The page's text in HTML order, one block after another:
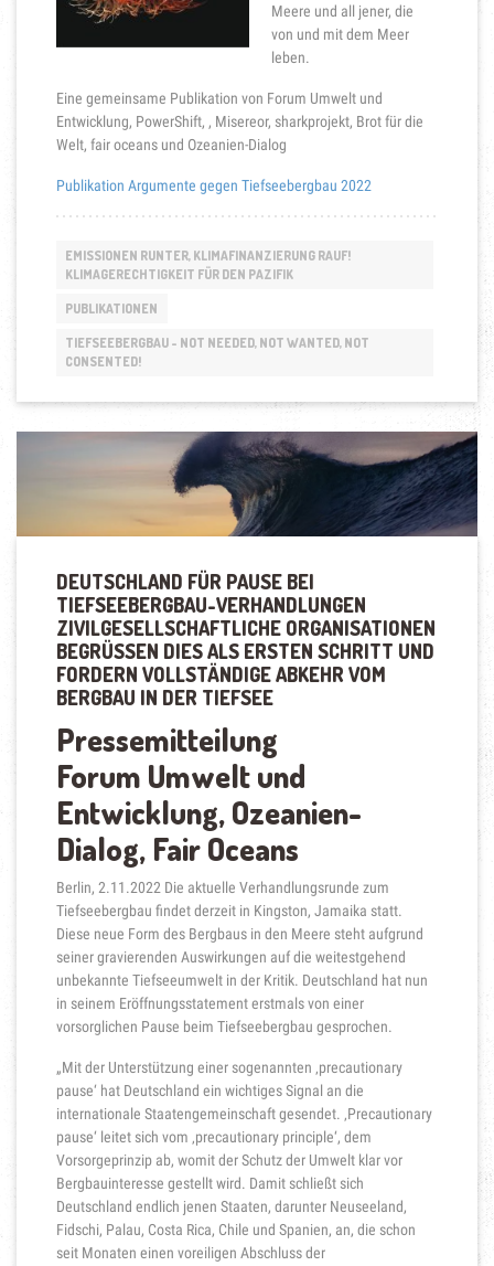
Meere und all jener, die
von und mit dem Meer
leben.
Eine gemeinsame Publikation von Forum Umwelt und
Entwicklung, PowerShift, , Misereor, sharkprojekt, Brot für die
Welt, fair oceans und Ozeanien-Dialog
Publikation Argumente gegen Tiefseebergbau 2022
EMISSIONEN RUNTER, KLIMAFINANZIERUNG RAUF!
KLIMAGERECHTIGKEIT FÜR DEN PAZIFIK
PUBLIKATIONEN
TIEFSEEBERGBAU - NOT NEEDED, NOT WANTED, NOT
CONSENTED!
DEUTSCHLAND FÜR PAUSE BEI
TIEFSEEBERGBAU-VERHANDLUNGEN
ZIVILGESELLSCHAFTLICHE ORGANISATIONEN
BEGRÜSSEN DIES ALS ERSTEN SCHRITT UND F
ORDERN VOLLSTÄNDIGE ABKEHR VOM B
ERGBAU IN DER TIEFSEE
Pressemitteilung
Forum Umwelt und
Entwicklung, Ozeanien-
Dialog, Fair Oceans
Berlin, 2.11.2022 Die aktuelle Verhandlungsrunde zum
Tiefseebergbau findet derzeit in Kingston, Jamaika statt.
Diese neue Form des Bergbaus in den Meere steht aufgrund
seiner gravierenden Auswirkungen auf die weitestgehend
unbekannte Tiefseeumwelt in der Kritik. Deutschland hat nun
in seinem Eröffnungsstatement erstmals von einer
vorsorglichen Pause beim Tiefseebergbau gesprochen.
„Mit der Unterstützung einer sogenannten ‚precautionary
pause‘ hat Deutschland ein wichtiges Signal an die
internationale Staatengemeinschaft gesendet. ‚Precautionary
pause‘ leitet sich vom ‚precautionary principle‘, dem
Vorsorgeprinzip ab, womit der Schutz der Umwelt klar vor
Bergbauinteresse gestellt wird. Damit schließt sich
Deutschland endlich jenen Staaten, darunter Neuseeland,
Fidschi, Palau, Costa Rica, Chile und Spanien, an, die schon
seit Monaten einen voreiligen Abschluss der